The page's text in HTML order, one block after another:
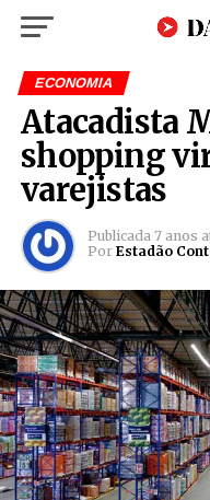
ECONOMIA
Atacadista
shopping
varejistas
Publicada 7 anos
Por Estadão